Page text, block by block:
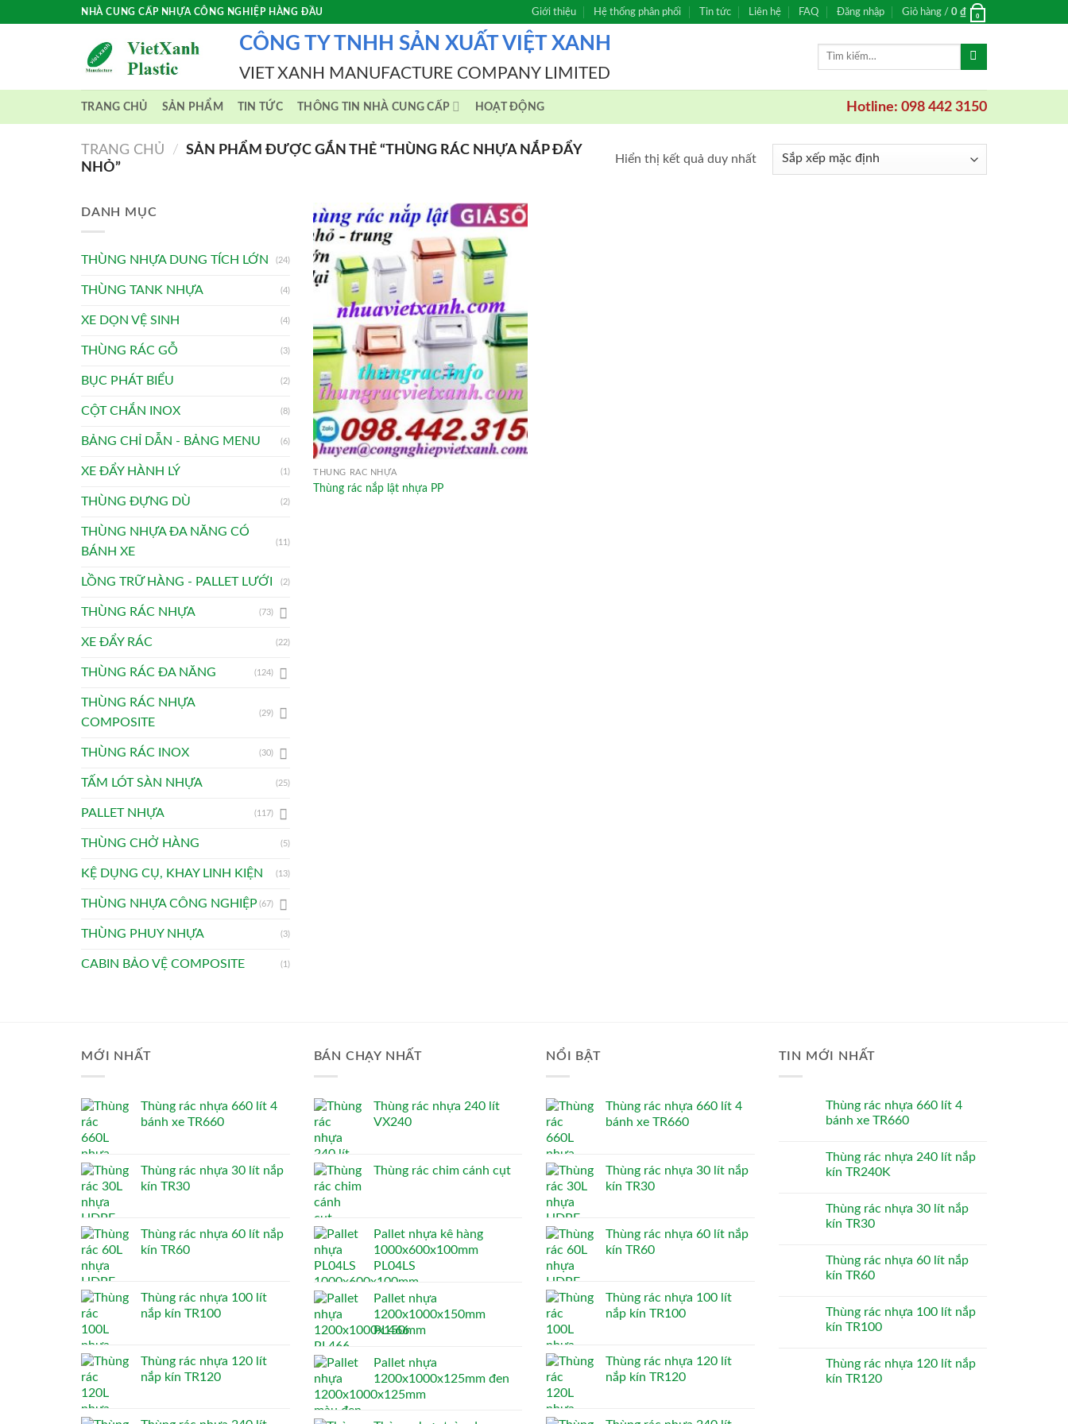
NHÀ CUNG CẤP NHỰA CÔNG NGHIỆP HÀNG ĐẦU Giới thiệu Hệ thống phân phối Tin tức Liên hệ FAQ Đăng nhập Giỏ hàng / 0 ₫ 0
CÔNG TY TNHH SẢN XUẤT VIỆT XANH
VIET XANH MANUFACTURE COMPANY LIMITED
Tìm
TRANG CHỦ SẢN PHẨM TIN TỨC THÔNG TIN NHÀ CUNG CẤP HOẠT ĐỘNG Hotline: 098 442 3150
TRANG CHỦ / SẢN PHẨM ĐƯỢC GẮN THẺ “THÙNG RÁC NHỰA NẮP ĐẨY
NHỎ”
Hiển thị kết quả duy nhất
DANH MỤC
THÙNG NHỰA DUNG TÍCH LỚN (24)
THÙNG TANK NHỰA (4)
XE DỌN VỆ SINH (4)
THÙNG RÁC GỖ (3)
BỤC PHÁT BIỂU (2)
CỘT CHẮN INOX (8)
BẢNG CHỈ DẪN - BẢNG MENU (6)
XE ĐẨY HÀNH LÝ (1)
THÙNG ĐỰNG DÙ (2)
THÙNG NHỰA ĐA NĂNG CÓ
BÁNH XE
(11)
LỒNG TRỮ HÀNG - PALLET LƯỚI (2)
THÙNG RÁC NHỰA (73)
XE ĐẨY RÁC (22)
THÙNG RÁC ĐA NĂNG (124)
THÙNG RÁC NHỰA
COMPOSITE
(29)
THÙNG RÁC INOX (30)
TẤM LÓT SÀN NHỰA (25)
PALLET NHỰA (117)
THÙNG CHỞ HÀNG (5)
KỆ DỤNG CỤ, KHAY LINH KIỆN (13)
THÙNG NHỰA CÔNG NGHIỆP(67)
THÙNG PHUY NHỰA (3)
CABIN BẢO VỆ COMPOSITE (1)
THÙNG RÁC NHỰA
Thùng rác nắp lật nhựa PP
MỚI NHẤT
Thùng rác nhựa 660 lít 4
bánh xe TR660
Thùng rác nhựa 30 lít nắp
kín TR30
Thùng rác nhựa 60 lít nắp
kín TR60
Thùng rác nhựa 100 lít
nắp kín TR100
Thùng rác nhựa 120 lít
nắp kín TR120
BÁN CHẠY NHẤT
Thùng rác nhựa 240 lít
VX240
Thùng rác chim cánh cụt
Pallet nhựa kê hàng
1000x600x100mm
PL04LS
Pallet nhựa
1200x1000x150mm
PL466
Pallet nhựa
1200x1000x125mm đen
NỔI BẬT
Thùng rác nhựa 660 lít 4
bánh xe TR660
Thùng rác nhựa 30 lít nắp
kín TR30
Thùng rác nhựa 60 lít nắp
kín TR60
Thùng rác nhựa 100 lít
nắp kín TR100
Thùng rác nhựa 120 lít
nắp kín TR120
TIN MỚI NHẤT
Thùng rác nhựa 660 lít 4
bánh xe TR660
Thùng rác nhựa 240 lít nắp
kín TR240K
Thùng rác nhựa 30 lít nắp
kín TR30
Thùng rác nhựa 60 lít nắp
kín TR60
Thùng rác nhựa 100 lít nắp
kín TR100
Thùng rác nhựa 120 lít nắp
kín TR120